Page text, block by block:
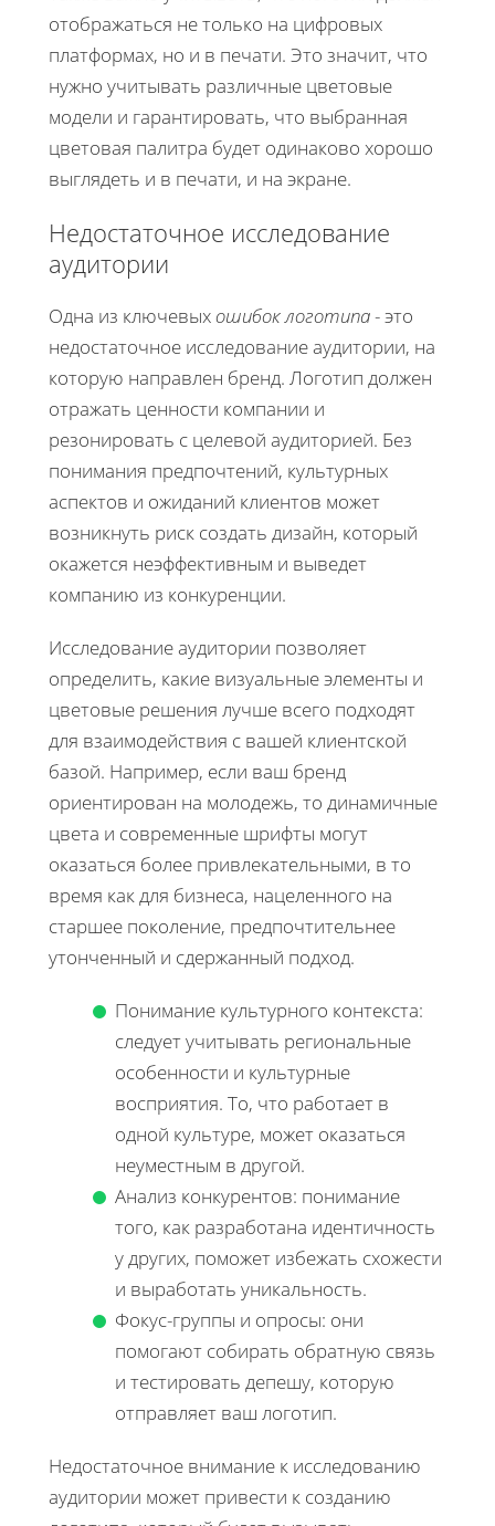
отображаться не только на цифровых
платформах, но и в печати. Это значит, что
нужно учитывать различные цветовые
модели и гарантировать, что выбранная
цветовая палитра будет одинаково хорошо
выглядеть и в печати, и на экране.
Недостаточное исследование
аудитории
Одна из ключевыхошибок логотипа- это
недостаточное исследование аудитории, на
которую направлен бренд. Логотип должен
отражать ценности компании и
резонировать с целевой аудиторией. Без
понимания предпочтений, культурных
аспектов и ожиданий клиентов может
возникнуть риск создать дизайн, который
окажется неэффективным и выведет
компанию из конкуренции.
Исследование аудитории позволяет
определить, какие визуальные элементы и
цветовые решения лучше всего подходят
для взаимодействия с вашей клиентской
базой. Например, если ваш бренд
ориентирован на молодежь, то динамичные
цвета и современные шрифты могут
оказаться более привлекательными, в то
время как для бизнеса, нацеленного на
старшее поколение, предпочтительнее
утонченный и сдержанный подход.
Понимание культурного контекста:
следует учитывать региональные
особенности и культурные
восприятия. То, что работает в
одной культуре, может оказаться
неуместным в другой.
Анализ конкурентов: понимание
того, как разработана идентичность
у других, поможет избежать схожести
и выработать уникальность.
Фокус-группы и опросы: они
помогают собирать обратную связь
и тестировать депешу, которую
отправляет ваш логотип.
Недостаточное внимание к исследованию
аудитории может привести к созданию